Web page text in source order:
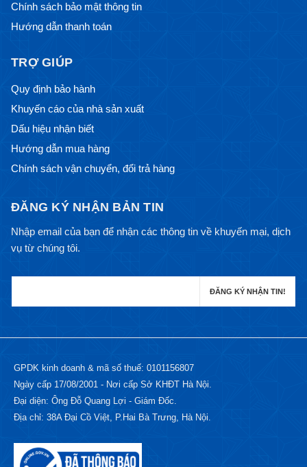
Chính sách bảo mật thông tin
Hướng dẫn thanh toán
TRỢ GIÚP
Quy định bảo hành
Khuyến cáo của nhà sản xuất
Dấu hiệu nhận biết
Hướng dẫn mua hàng
Chính sách vận chuyển, đổi trả hàng
ĐĂNG KÝ NHẬN BẢN TIN
Nhập email của bạn để nhận các thông tin về khuyến mại, dịch
vụ từ chúng tôi.
GPDK kinh doanh & mã số thuế: 0101156807
Ngày cấp 17/08/2001 - Nơi cấp Sở KHĐT Hà Nội.
Đại diện: Ông Đỗ Quang Lợi - Giám Đốc.
Địa chỉ: 38A Đại Cồ Việt, P.Hai Bà Trưng, Hà Nội.